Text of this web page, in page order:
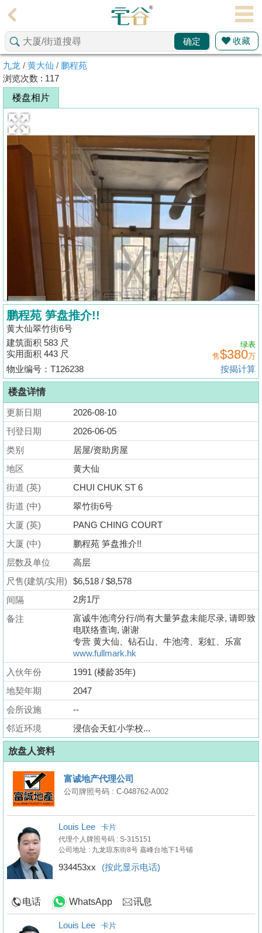
理
主
页
搵
楼/
成
交
地
产
博
客
地
产
新
闻
数
据
公
布
置
业
手
册
关
於
我
确定 收藏
九龙 / 黄大仙 / 鹏程苑
浏览次数 : 117
楼盘相片
鹏程苑 笋盘推介!!
黄大仙翠竹街6号
建筑面积 583 尺
实用面积 443 尺
售
绿表
$380万
物业编号：T126238 按揭计算
楼盘详情
更新日期
2026-08-10
刊登日期
2026-06-05
类别
居屋/资助房屋
地区
黄大仙
街道 (英)
CHUI CHUK ST 6
街道 (中)
翠竹街6号
大厦 (英)
PANG CHING COURT
大厦 (中)
鹏程苑 笋盘推介!!
层数及单位
高层
尺售(建筑/实用)
$6,518 / $8,578
间隔
2房1厅
备注
富诚牛池湾分行/尚有大量笋盘未能尽录, 请即致
电联络查询, 谢谢
专营 黄大仙、钻石山、牛池湾、彩虹、乐富
www.fullmark.hk
入伙年份
1991 (楼龄35年)
地契年期
2047
会所设施
--
邻近环境
浸信会天虹小学校...
放盘人资料
富诚地产代理公司
公司牌照号码 : C-048762-A002
Louis Lee 卡片
代理个人牌照号码 : S-315151
公司地址 : 九龙琼东街8号 嘉峰台地下1号铺
934453xx (按此显示电话)
电话 WhatsApp 讯息
Louis Lee 卡片